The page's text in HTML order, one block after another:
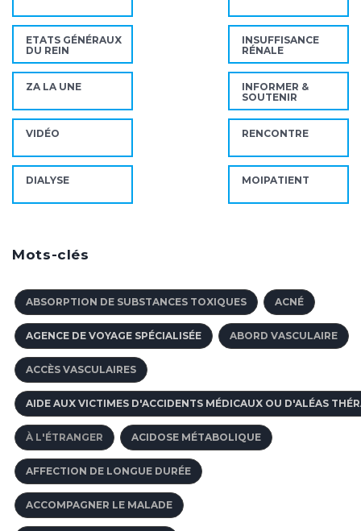
ETATS GÉNÉRAUX
DU REIN
INSUFFISANCE
RÉNALE
ZA LA UNE
INFORMER &
SOUTENIR
VIDÉO RENCONTRE
DIALYSE MOIPATIENT
Mots-clés
ABSORPTION DE SUBSTANCES TOXIQUES ACNÉ
AGENCE DE VOYAGE SPÉCIALISÉE ABORD VASCULAIRE
ACCÈS VASCULAIRES
AIDE AUX VICTIMES D'ACCIDENTS MÉDICAUX OU D'ALÉAS
À L'ÉTRANGER ACIDOSE MÉTABOLIQUE
AFFECTION DE LONGUE DURÉE
ACCOMPAGNER LE MALADE